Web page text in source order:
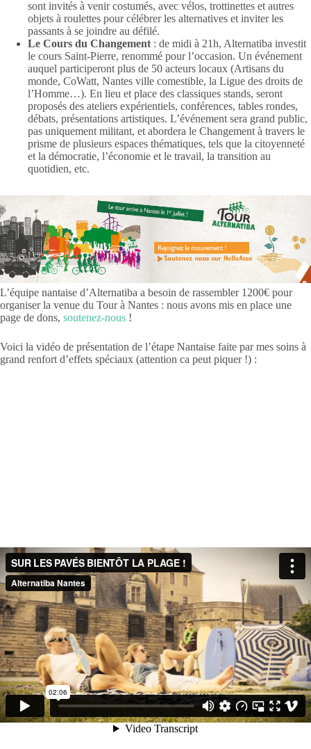
sont invités à venir costumés, avec vélos, trottinettes et autres
objets à roulettes pour célébrer les alternatives et inviter les
passants à se joindre au défilé.
Le Cours du Changement : de midi à 21h, Alternatiba investit
le cours Saint-Pierre, renommé pour l’occasion. Un événement
auquel participeront plus de 50 acteurs locaux (Artisans du
monde, CoWatt, Nantes ville comestible, la Ligue des droits de
l’Homme…). En lieu et place des classiques stands, seront
proposés des ateliers expérientiels, conférences, tables rondes,
débats, présentations artistiques. L’événement sera grand public,
pas uniquement militant, et abordera le Changement à travers le
prisme de plusieurs espaces thématiques, tels que la citoyenneté
et la démocratie, l’économie et le travail, la transition au
quotidien, etc.
L’équipe nantaise d’Alternatiba a besoin de rassembler 1200€ pour
organiser la venue du Tour à Nantes : nous avons mis en place une
page de dons, soutenez-nous !
Voici la vidéo de présentation de l’étape Nantaise faite par mes soins à
grand renfort d’effets spéciaux (attention ca peut piquer !) :